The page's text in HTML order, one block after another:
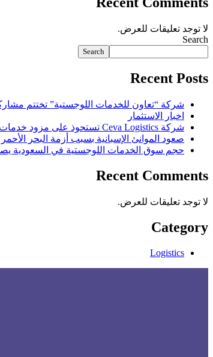
لا توجد تعليقات للعرض.
Search
Search
Recent Posts
شركة “تعاون للخدمات اللوجستية” تختتم
اخبار الاستثمار
شركة Ceva Logistics تستحوذ على مزود خدمات لوجستية في تركيا
صعود الموانئ الإسبانية بسبب أزمة البحر الأحمر
حجم سوق الخدمات اللوجستية في السعودية يصل إلى 132.6
Recent Comments
لا توجد تعليقات للعرض.
Category
Logistics